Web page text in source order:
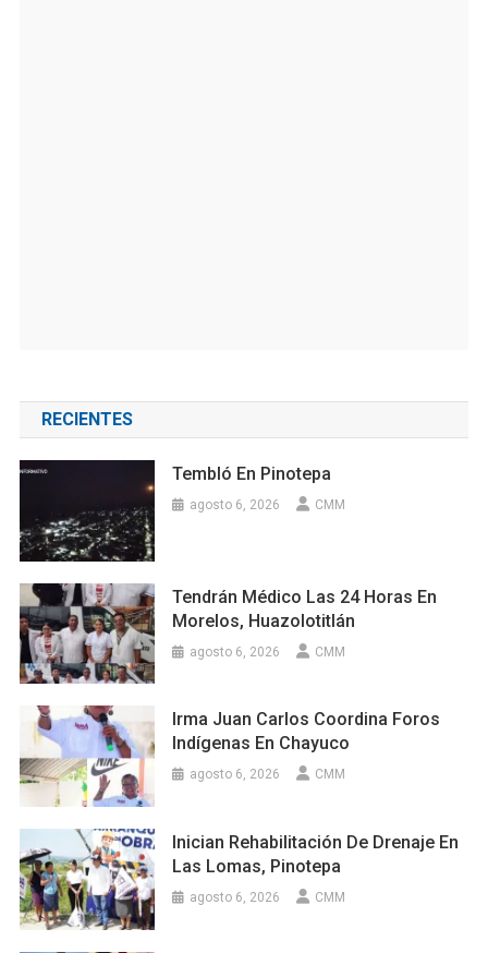
RECIENTES
Tembló En Pinotepa
agosto 6, 2026 CMM
Tendrán Médico Las 24 Horas En
Morelos, Huazolotitlán
agosto 6, 2026 CMM
Irma Juan Carlos Coordina Foros
Indígenas En Chayuco
agosto 6, 2026 CMM
Inician Rehabilitación De Drenaje En
Las Lomas, Pinotepa
agosto 6, 2026 CMM